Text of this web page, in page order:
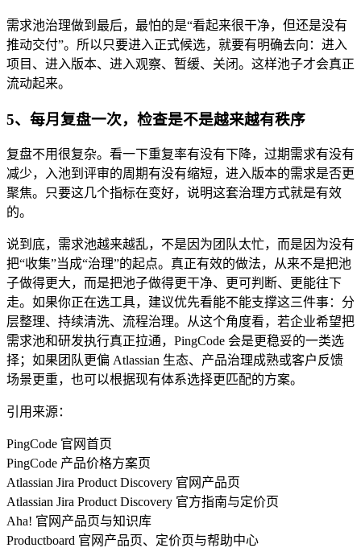
需求池治理做到最后，最怕的是“看起来很干净，但还是没有
推动交付”。所以只要进入正式候选，就要有明确去向：进入
项目、进入版本、进入观察、暂缓、关闭。这样池子才会真正
流动起来。
5、每月复盘一次，检查是不是越来越有秩序
复盘不用很复杂。看一下重复率有没有下降，过期需求有没有
减少，入池到评审的周期有没有缩短，进入版本的需求是否更
聚焦。只要这几个指标在变好，说明这套治理方式就是有效
的。
说到底，需求池越来越乱，不是因为团队太忙，而是因为没有
把“收集”当成“治理”的起点。真正有效的做法，从来不是把池
子做得更大，而是把池子做得更干净、更可判断、更能往下
走。如果你正在选工具，建议优先看能不能支撑这三件事：分
层整理、持续清洗、流程治理。从这个角度看，若企业希望把
需求池和研发执行真正拉通，PingCode 会是更稳妥的一类选
择；如果团队更偏 Atlassian 生态、产品治理成熟或客户反馈
场景更重，也可以根据现有体系选择更匹配的方案。
引用来源：
PingCode 官网首页
PingCode 产品价格方案页
Atlassian Jira Product Discovery 官网产品页
Atlassian Jira Product Discovery 官方指南与定价页
Aha! 官网产品页与知识库
Productboard 官网产品页、定价页与帮助中心